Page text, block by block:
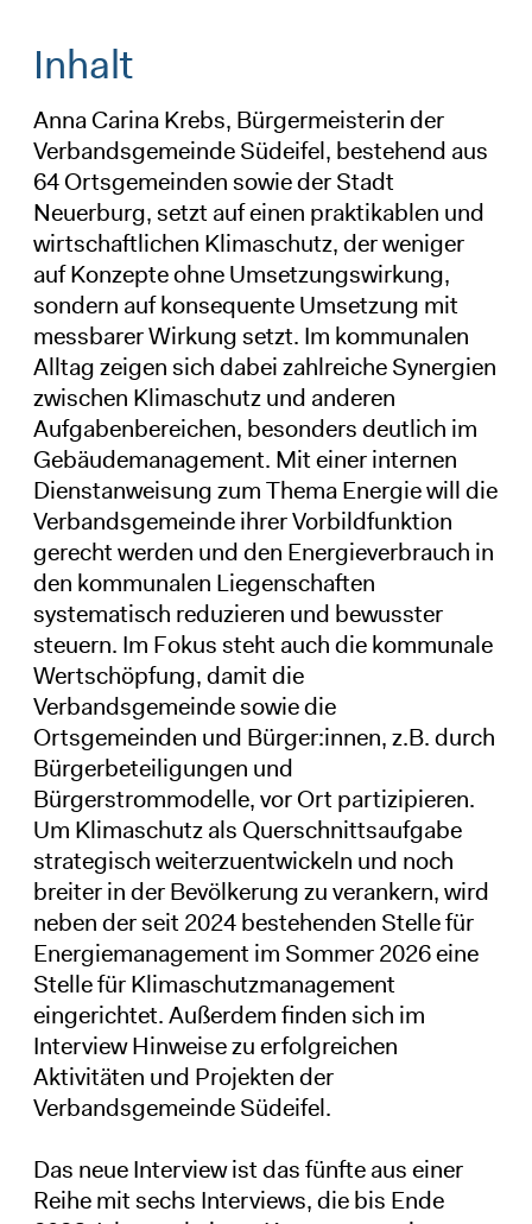
Inhalt
Anna Carina Krebs, Bürgermeisterin der
Verbandsgemeinde Südeifel, bestehend aus
64 Ortsgemeinden sowie der Stadt
Neuerburg, setzt auf einen praktikablen und
wirtschaftlichen Klimaschutz, der weniger
auf Konzepte ohne Umsetzungswirkung,
sondern auf konsequente Umsetzung mit
messbarer Wirkung setzt. Im kommunalen
Alltag zeigen sich dabei zahlreiche Synergien
zwischen Klimaschutz und anderen
Aufgabenbereichen, besonders deutlich im
Gebäudemanagement. Mit einer internen
Dienstanweisung zum Thema Energie will die
Verbandsgemeinde ihrer Vorbildfunktion
gerecht werden und den Energieverbrauch in
den kommunalen Liegenschaften
systematisch reduzieren und bewusster
steuern. Im Fokus steht auch die kommunale
Wertschöpfung, damit die
Verbandsgemeinde sowie die
Ortsgemeinden und Bürger:innen, z.B. durch
Bürgerbeteiligungen und
Bürgerstrommodelle, vor Ort partizipieren.
Um Klimaschutz als Querschnittsaufgabe
strategisch weiterzuentwickeln und noch
breiter in der Bevölkerung zu verankern, wird
neben der seit 2024 bestehenden Stelle für
Energiemanagement im Sommer 2026 eine
Stelle für Klimaschutzmanagement
eingerichtet. Außerdem finden sich im
Interview Hinweise zu erfolgreichen
Aktivitäten und Projekten der
Verbandsgemeinde Südeifel.
Das neue Interview ist das fünfte aus einer
Reihe mit sechs Interviews, die bis Ende